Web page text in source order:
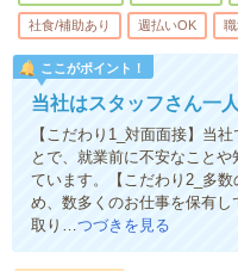
社食/補助あり 週払いOK
ここがポイント！
当社はスタッフさん一
【こだわり1_対面面接】当
とで、就業前に不安なこと
ています。【こだわり2_多
め、数多くのお仕事を保有
取り… つづきを見る